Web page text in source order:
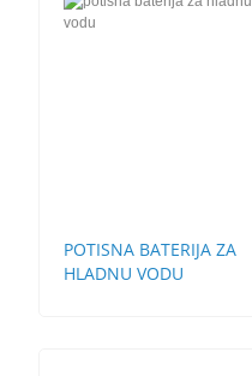
POTISNA BATERIJA ZA
HLADNU VODU